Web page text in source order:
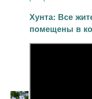
Хунта: Все
помещены в